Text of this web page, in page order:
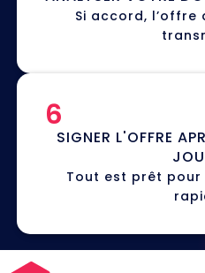
Si accord, l’offre
6
SIGNER L'OFFRE
Tout est prêt pour